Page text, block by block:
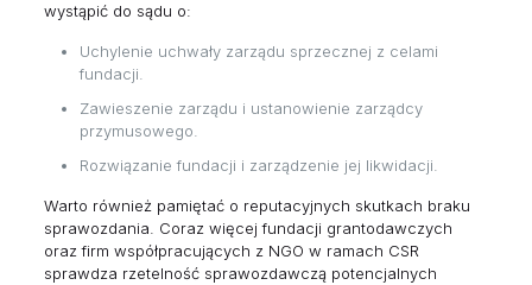
wystąpić do sądu o:
Uchylenie uchwały zarządu sprzecznej z celami
fundacji.
Zawieszenie zarządu i ustanowienie zarządcy
przymusowego.
Rozwiązanie fundacji i zarządzenie jej likwidacji.
Warto również pamiętać o reputacyjnych skutkach braku
sprawozdania. Coraz więcej fundacji grantodawczych
oraz firm współpracujących z NGO w ramach CSR
sprawdza rzetelność sprawozdawczą potencjalnych